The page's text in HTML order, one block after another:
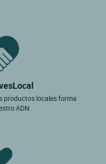
productos locales forma
ADN.